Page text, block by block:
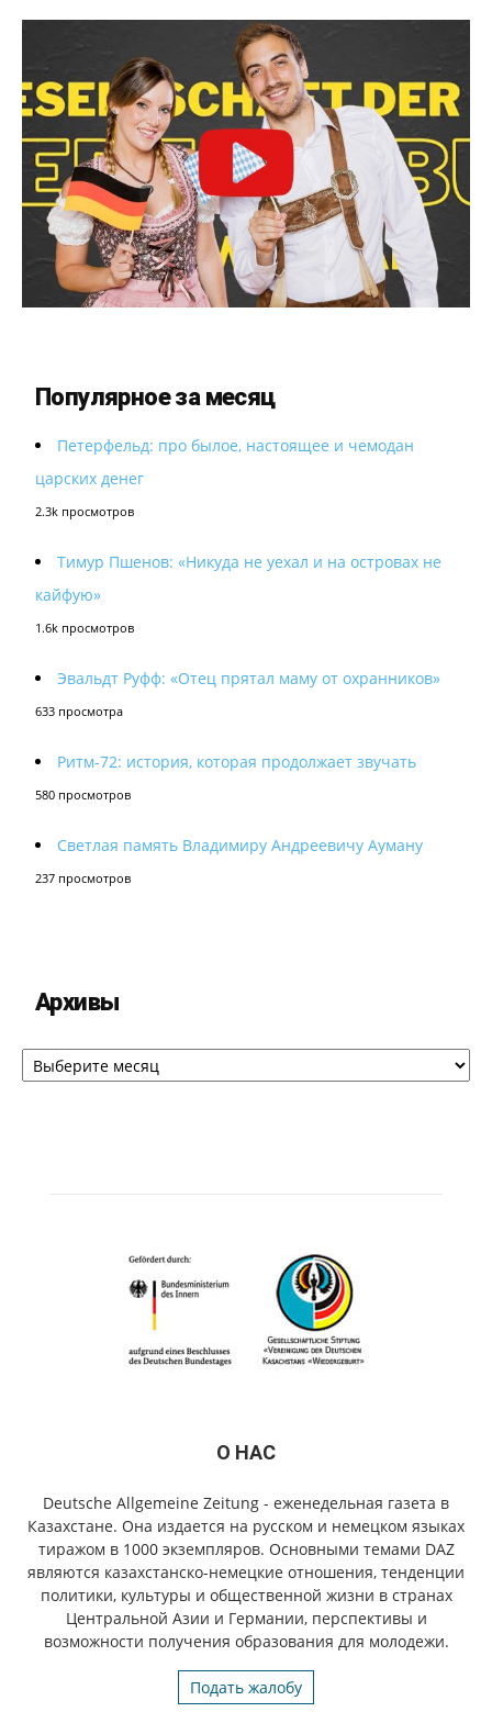
Популярное за месяц
Петерфельд: про былое, настоящее и чемодан
царских денег
2.3k просмотров
Тимур Пшенов: «Никуда не уехал и на островах не
кайфую»
1.6k просмотров
Эвальдт Руфф: «Отец прятал маму от охранников»
633 просмотра
Ритм-72: история, которая продолжает звучать
580 просмотров
Светлая память Владимиру Андреевичу Ауману
237 просмотров
Архивы
Архивы
О НАС
Deutsche Allgemeine Zeitung - еженедельная газета в
Казахстане. Она издается на русском и немецком языках
тиражом в 1000 экземпляров. Основными темами DAZ
являются казахстанско-немецкие отношения, тенденции
политики, культуры и общественной жизни в странах
Центральной Азии и Германии, перспективы и
возможности получения образования для молодежи.
Подать жалобу